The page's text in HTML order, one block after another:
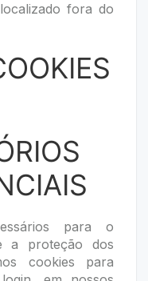
fora do
para o
a proteção dos
cookies para